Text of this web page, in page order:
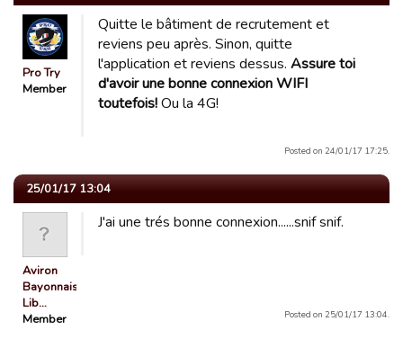
Pro Try
Member
Quitte le bâtiment de recrutement et
reviens peu après. Sinon, quitte
l'application et reviens dessus. Assure toi
d'avoir une bonne connexion WIFI
toutefois!Ou la 4G!
Posted on 24/01/17 17:25.
25/01/17 13:04
Aviron
Bayonnais
Lib…
Member
J'ai une trés bonne connexion......snif snif.
Posted on 25/01/17 13:04.